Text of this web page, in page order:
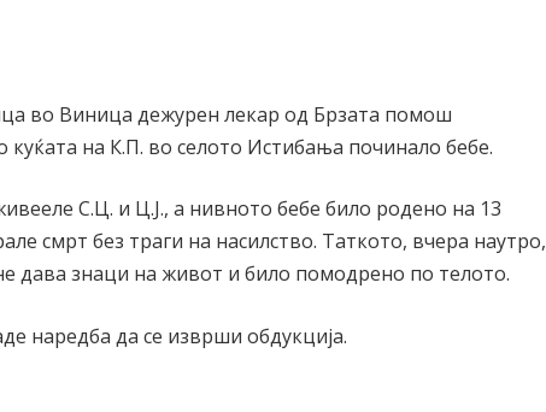
во Виница дежурен лекар од Брзата помош
куќата на К.П. во селото Истибања починало бебе.
С.Ц. и Ц.Ј., а нивното бебе било родено на 13
смрт без траги на насилство. Таткото, вчера наутро,
дава знаци на живот и било помодрено по телото.
наредба да се изврши обдукција.